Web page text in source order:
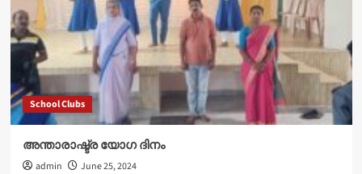
School Clubs
അന്താരാഷ്ട്ര യോഗ ദിനം
admin June 25, 2024